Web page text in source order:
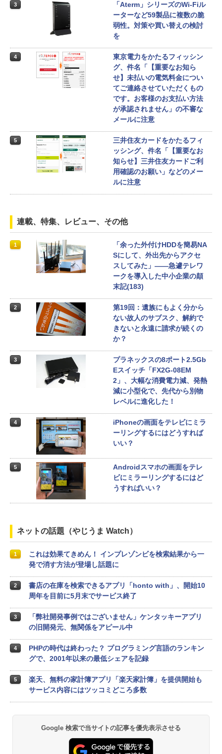
3
「Aterm」シリーズのWi-Fiル
ーターなど59製品に複数の脆
弱性。対策や買い替えの検討
を
4
東京電力をかたるフィッシン
グ、件名「【重要なお知ら
せ】未払いの電気料金につい
てご連絡させていただくもの
です。お客様のお支払い方法
が承認されません」の不審な
メールに注意
5
三井住友カードをかたるフィ
ッシング、件名「【重要なお
知らせ】三井住友カードご利
用確認のお願い」などのメー
ルに注意
連載、特集、レビュー、その他
1
「余った外付けHDDを簡易NA
Sにして、外出先からアクセ
スしてみた」――急遽テレワ
ークを導入した中小企業の顛
末記(183)
2
第19回：遺族にもよく分から
ない故人のサブスク、解約で
きないと永遠に請求が続くの
か？
3
プラネックスの8ポート2.5Gb
Eスイッチ「FX2G-08EM
2」、大幅な消費電力減、発熱
減に小型化で、先代から別物
レベルに進化した！
4
iPhoneの画面をテレビにミラ
ーリングするにはどうすれば
いい？
5
Androidスマホの画面をテレ
ビにミラーリングするにはど
うすればいい？
ネットの話題（やじうま Watch）
1
これは効果てきめん！ インプレゾンビを検索結果から一
発で消す方法が登場し話題に
2
書店の在庫を検索できるアプリ「honto with」、開始10
周年を目前に5月末でサービス終了
3
「弊社開発事例ではございません」ケンタッキーアプリ
の旧開発元、無関係をアピール中
4
PHPの時代は終わった？ プログラミング言語のランキン
グで、2001年以来の最低シェアを記録
5
楽天、無料の家計簿アプリ「楽天家計簿」を提供開始も
サービス内容にはツッコミどころ多数
Google 検索で当サイトの記事を優先表示させる